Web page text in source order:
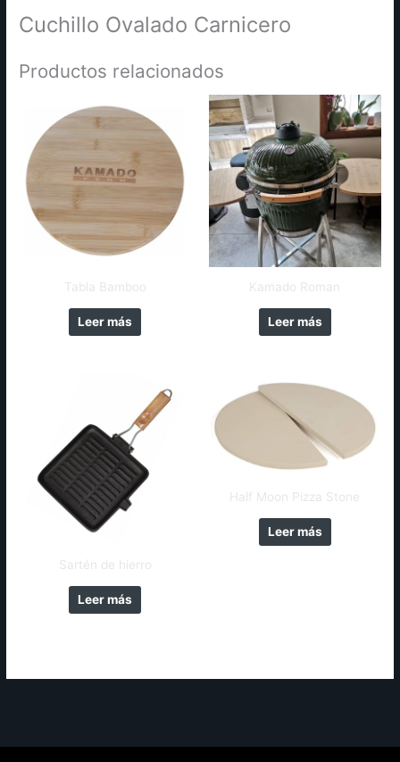
Cuchillo Ovalado Carnicero
Productos relacionados
Tabla Bamboo
Leer más
Kamado Roman
Leer más
Sartén de hierro
Leer más
Half Moon Pizza Stone
Leer más